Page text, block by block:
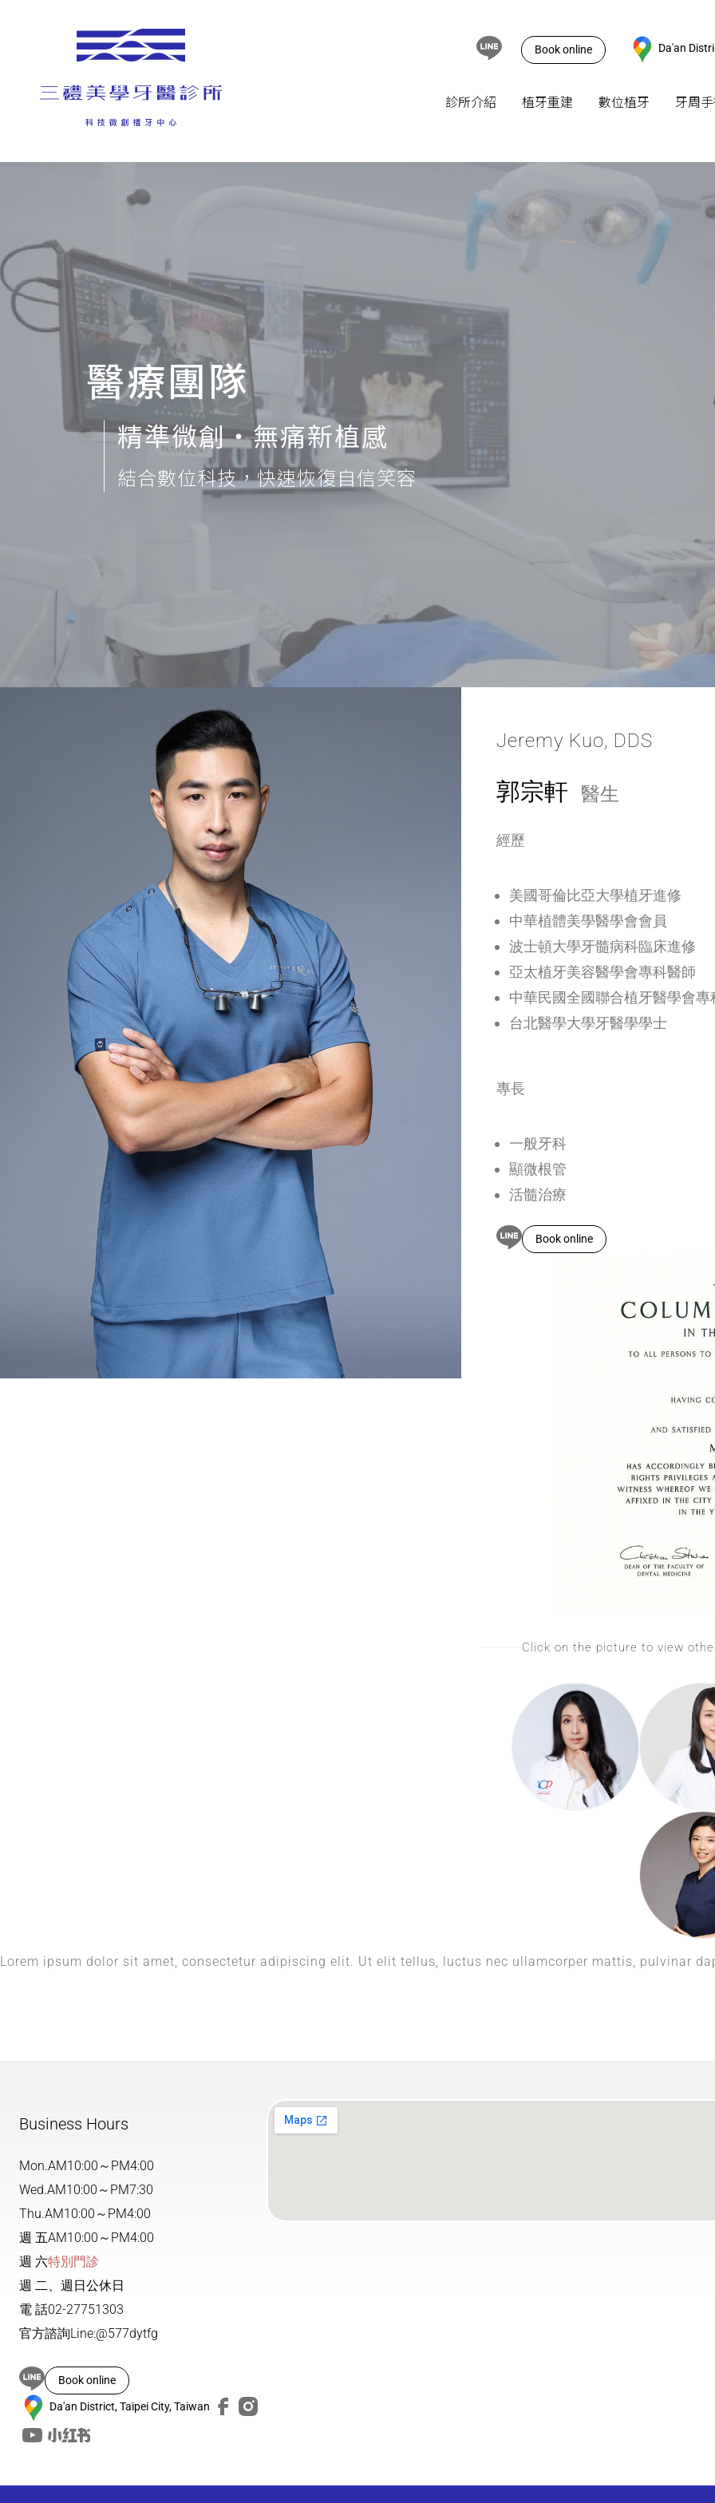
Book online Da'an
診所介紹
診所位置
植牙重建
Implant
數位植牙
Inlay/Onlay
全瓷冠
牙周
複雜
醫療團隊
精準微創‧無痛新植感
結合數位科技，快速恢復自信笑容
Jeremy Kuo, DDS
郭宗軒 醫生
經歷
美國哥倫比亞大學植牙進修
中華植體美學醫學會會員
波士頓大學牙髓病科臨床進修
亞太植牙美容醫學會專科醫師
中華民國全國聯合植牙醫學會專
台北醫學大學牙醫學學士
專長
一般牙科
顯微根管
活髓治療
Book online
Click on the picture to view
Lorem ipsum dolor sit amet, consectetur adipiscing elit. Ut elit tellus, luctus nec ullamcorper mattis, pulvinar
Business Hours
Mon.AM10:00～PM4:00
Wed.AM10:00～PM7:30
Thu.AM10:00～PM4:00
週 五AM10:00～PM4:00
週 六特別門診
週 二、週日公休日
電 話02-27751303
官方諮詢Line:@577dytfg
Book online
Da'an District, Taipei City, Taiwan